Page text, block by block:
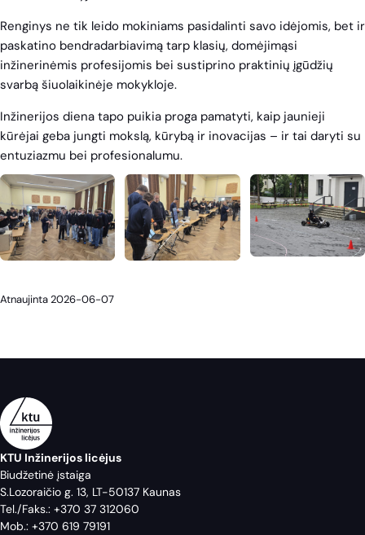
Renginys ne tik leido mokiniams pasidalinti savo idėjomis, bet ir
paskatino bendradarbiavimą tarp klasių, domėjimąsi
inžinerinėmis profesijomis bei sustiprino praktinių įgūdžių
svarbą šiuolaikinėje mokykloje.
Inžinerijos diena tapo puikia proga pamatyti, kaip jaunieji
kūrėjai geba jungti mokslą, kūrybą ir inovacijas – ir tai daryti su
entuziazmu bei profesionalumu.
Atnaujinta 2026-06-07
KTU Inžinerijos licėjus
Biudžetinė įstaiga
S.Lozoraičio g. 13, LT-50137 Kaunas
Tel./Faks.: +370 37 312060
Mob.: +370 619 79191